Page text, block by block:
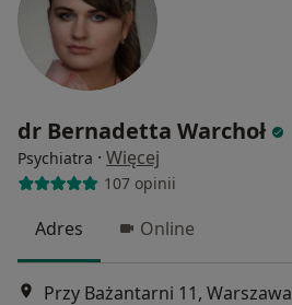
dr Bernadetta Warchoł
Psychiatra · Więcej
107 opinii
Adres Online
Przy Bażantarni 11, Warszawa